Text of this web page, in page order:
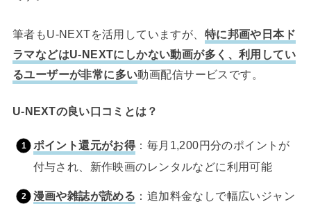
筆者もU-NEXTを活用していますが、 特に邦画や日本ド
ラマなどはU-NEXTにしかない動画が多く、利用してい
るユーザーが非常に多い動画配信サービスです。
U-NEXTの良い口コミとは？
ポイント還元がお得：毎月1,200円分のポイントが
付与され、新作映画のレンタルなどに利用可能
漫画や雑誌が読める ：追加料金なしで幅広いジャン